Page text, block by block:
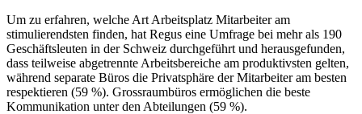
Um zu erfahren, welche Art Arbeitsplatz Mitarbeiter am
stimulierendsten finden, hat Regus eine Umfrage bei mehr als 190
Geschäftsleuten in der Schweiz durchgeführt und herausgefunden,
dass teilweise abgetrennte Arbeitsbereiche am produktivsten gelten,
während separate Büros die Privatsphäre der Mitarbeiter am besten
respektieren (59 %). Grossraumbüros ermöglichen die beste
Kommunikation unter den Abteilungen (59 %).